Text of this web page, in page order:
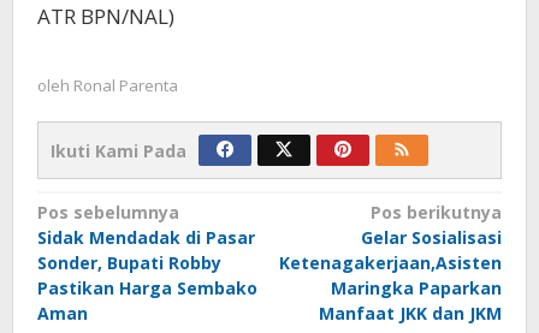
ATR BPN/NAL)
oleh Ronal Parenta
Ikuti Kami Pada
Navigasi
pos
Pos sebelumnya
Sidak Mendadak di Pasar
Sonder, Bupati Robby
Pastikan Harga Sembako
Aman
Pos berikutnya
Gelar Sosialisasi
Ketenagakerjaan,Asisten
Maringka Paparkan
Manfaat JKK dan JKM